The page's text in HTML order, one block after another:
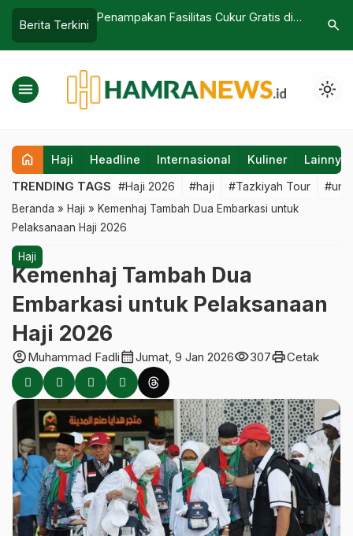
Berita Terkini
Penampakan Fasilitas Cukur Gratis di
Ada
Makin
search
menu light_mode
home Haji Headline Internasional Kuliner Lainnya
TRENDING TAGS #Haji 2026 #haji #Tazkiyah Tour
Beranda » Haji » Kemenhaj Tambah Dua Embarkasi untuk
Pelaksanaan Haji 2026
Haji
Kemenhaj Tambah Dua
Embarkasi untuk Pelaksanaan
Haji 2026
account_circleMuhammad Fadlicalendar_monthJumat, 9 Jan 2026visibility307printCetak